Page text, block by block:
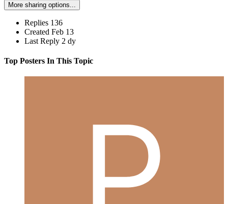
More sharing options...
Replies 136
Created Feb 13
Last Reply 2 dy
Top Posters In This Topic